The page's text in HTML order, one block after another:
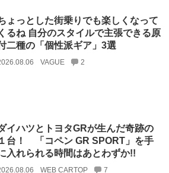
ょっとした街乗りでも楽しくなって
くるね 自分のスタイルで主張できる原
二種の「個性派ギア」3選
VAGUE 2
イハツとトヨタGRが生んだ奇跡の
１台！ 「コペン GR SPORT」を手
入れられる時間はあとわずか!!
WEB CARTOP 7